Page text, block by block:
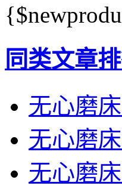
同类文章
无心磨
无心磨
无心磨